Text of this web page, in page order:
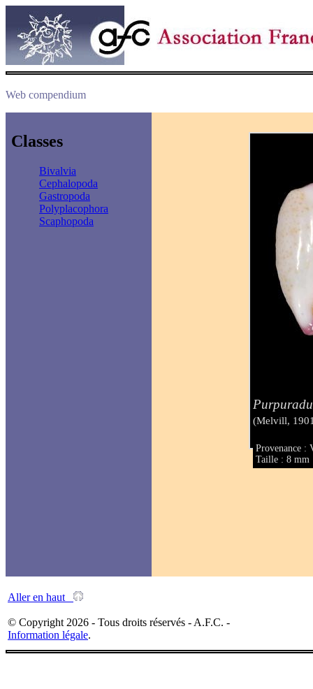
Web compendium
Classes
Bivalvia
Cephalopoda
Gastropoda
Polyplacophora
Scaphopoda
(Melvill,
Provenance :
Taille : 8 mm
Aller en haut
© Copyright 2026 - Tous droits réservés - A.F.C. -
Information légale.